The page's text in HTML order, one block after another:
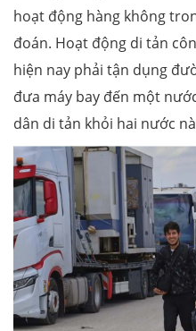
hoạt động hàng không
đoán. Hoạt động di tản
hiện nay phải tận dụng
đưa máy bay đến một
dân di tản khỏi hai nước